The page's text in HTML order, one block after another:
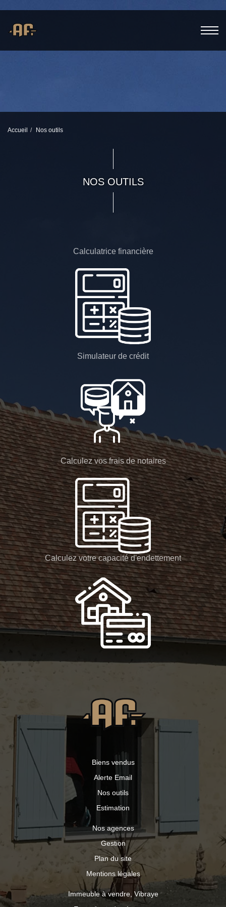
Accueil Nos outils
NOS OUTILS
Calculatrice financière
Simulateur de crédit
Calculez vos frais de notaires
Calculez votre capacité d'endettement
Biens vendus
Alerte Email
Nos outils
Estimation
Nos agences
Gestion
Plan du site
Mentions légales
Immeuble à vendre, Vibraye